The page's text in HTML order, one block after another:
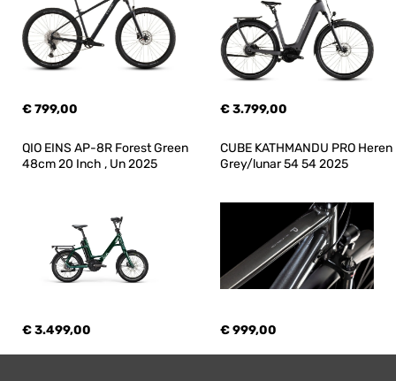
€ 799,00 € 3.799,00
QIO EINS AP-8R Forest Green
48cm 20 Inch , Un 2025
€ 3.499,00
CUBE KATHMANDU PRO Heren
Grey/lunar 54 54 2025
€ 999,00